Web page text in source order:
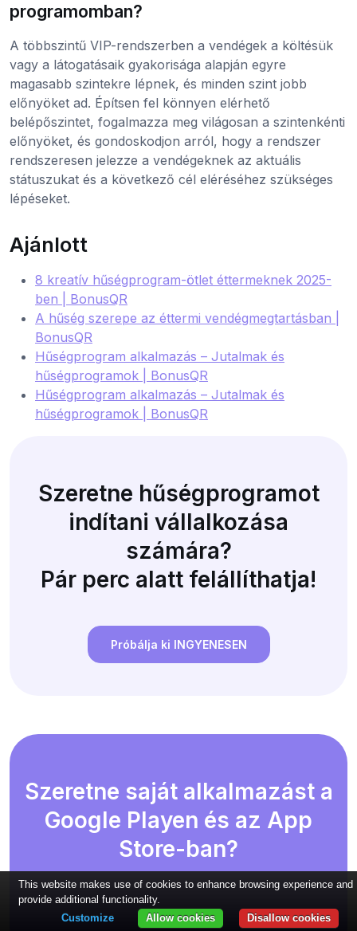
programomban?
A többszintű VIP-rendszerben a vendégek a költésük
vagy a látogatásaik gyakorisága alapján egyre
magasabb szintekre lépnek, és minden szint jobb
előnyöket ad. Építsen fel könnyen elérhető
belépőszintet, fogalmazza meg világosan a szintenkénti
előnyöket, és gondoskodjon arról, hogy a rendszer
rendszeresen jelezze a vendégeknek az aktuális
státuszukat és a következő cél eléréséhez szükséges
lépéseket.
Ajánlott
8 kreatív hűségprogram-ötlet éttermeknek 2025-
ben | BonusQR
A hűség szerepe az éttermi vendégmegtartásban |
BonusQR
Hűségprogram alkalmazás – Jutalmak és
hűségprogramok | BonusQR
Hűségprogram alkalmazás – Jutalmak és
hűségprogramok | BonusQR
Szeretne hűségprogramot
indítani vállalkozása
számára?
Pár perc alatt felállíthatja!
Próbálja ki INGYENESEN
Szeretne saját alkalmazást a
Google Playen és az App
Store-ban?
This website makes use of cookies to enhance browsing experience and
provide additional functionality.
Disallow cookies
Allow cookies
Customize